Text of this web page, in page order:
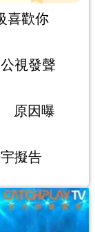
喜歡你
視發聲
原因曝
擬告